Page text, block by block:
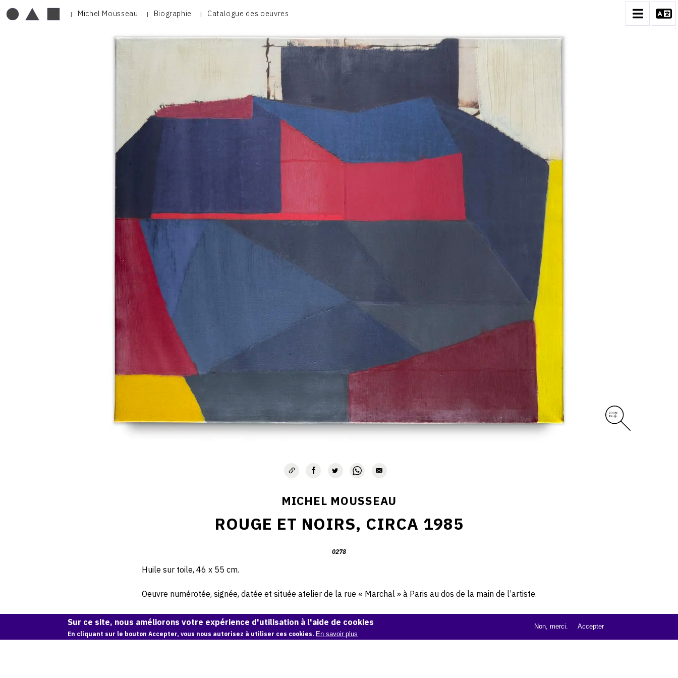
Michel Mousseau Biographie Catalogue des oeuvresCATALOGUE DES OEUVRES
PEINTURE
CONTACT
MICHEL MOUSSEAU
ROUGE ET NOIRS, CIRCA 1985
0278
Huile sur toile, 46 x 55 cm.
Oeuvre numérotée, signée, datée et située atelier de la rue « Marchal » à Paris au dos de la main de l’artiste.
© Archives Michel Mousseau
Demande d'information
Sur ce site, nous améliorons votre expérience d'utilisation à l'aide de cookies
En cliquant sur le bouton Accepter, vous nous autorisez à utiliser ces cookies. En savoir plus
Non, merci. Accepter